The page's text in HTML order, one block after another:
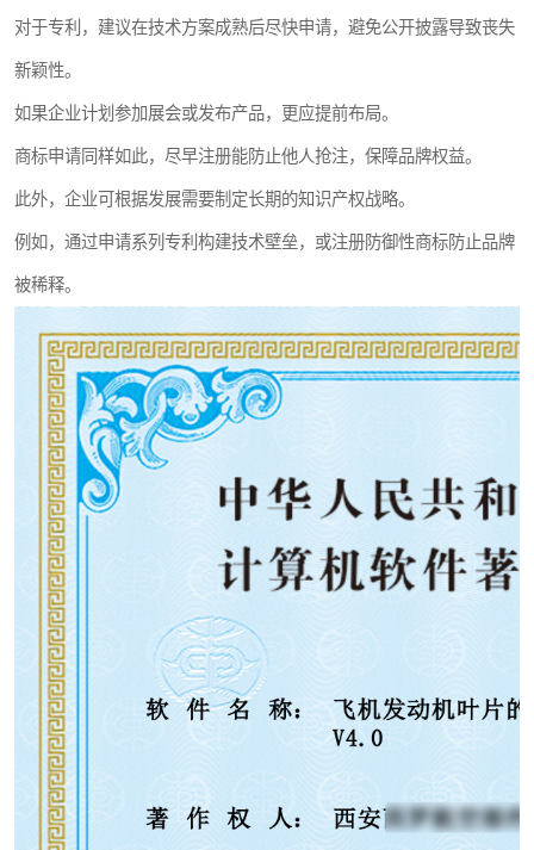
对于专利，建议在技术方案成熟后尽快申请，避免公开披露导致丧失
新颖性。
如果企业计划参加展会或发布产品，更应提前布局。
商标申请同样如此，尽早注册能防止他人抢注，保障品牌权益。
此外，企业可根据发展需要制定长期的知识产权战略。
例如，通过申请系列专利构建技术壁垒，或注册防御性商标防止品牌
被稀释。